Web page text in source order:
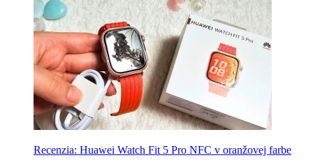
Recenzia: Huawei Watch Fit 5 Pro NFC v oranžovej farbe